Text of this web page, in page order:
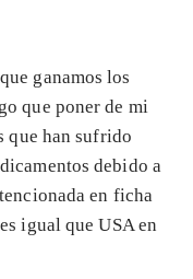
ganamos los
que poner de mi
que han sufrido
debido a
en ficha
igual que USA en